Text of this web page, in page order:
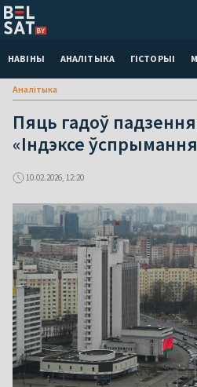
НАВІНЫ АНАЛІТЫКА ГІСТОРЫІ
Аналітыка
Пяць гадоў
«Індэксе
10.02.2026, 12:20